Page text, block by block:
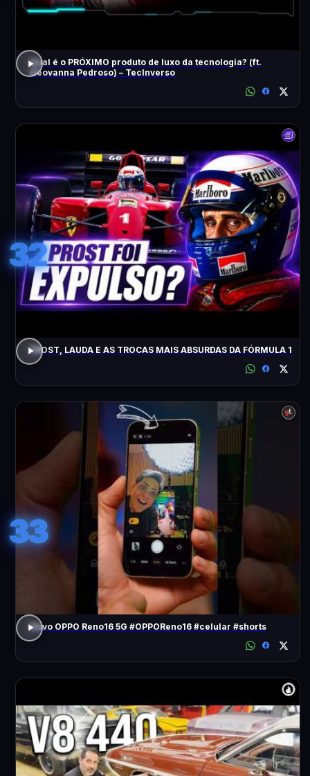
Qual é o PRÓXIMO produto de luxo da tecnologia? (ft.
Geovanna Pedroso) – TecInverso
32
PROST, LAUDA E AS TROCAS MAIS ABSURDAS DA FÓRMULA 1
33
Novo OPPO Reno16 5G #OPPOReno16 #celular #shorts